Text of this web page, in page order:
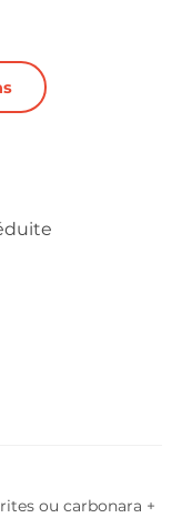
ou carbonara +